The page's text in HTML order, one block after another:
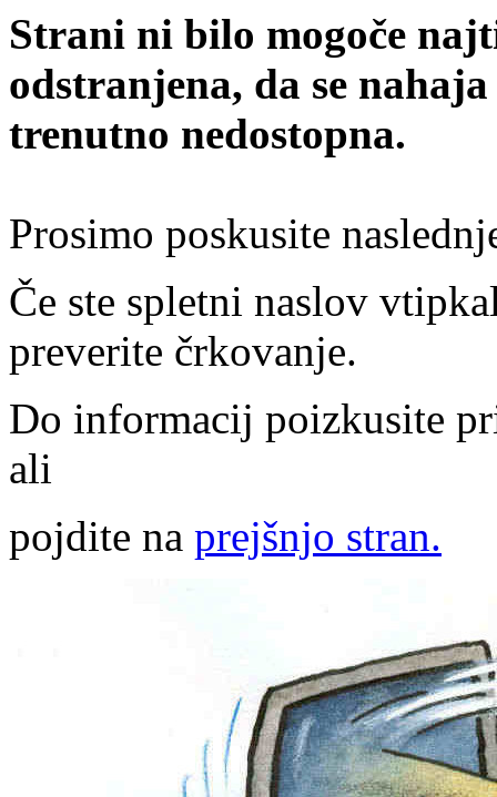
Strani ni bilo mogoče
odstranjena, da se
trenutno nedostopna.
Prosimo poskusite
Če ste spletni naslov
preverite črkovanje.
Do informacij poizkusite
ali
pojdite na prejšnjo stran.